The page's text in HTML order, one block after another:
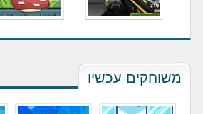
משוחקים עכשיו